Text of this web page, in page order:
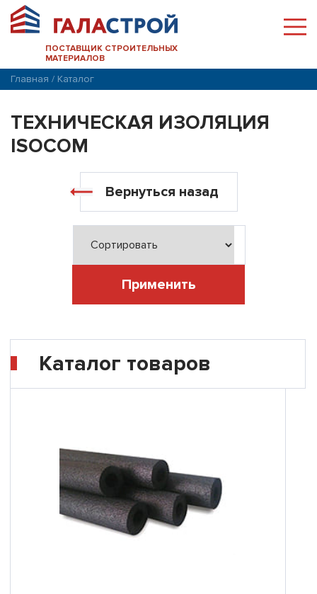
ПОСТАВЩИК СТРОИТЕЛЬНЫХ
МАТЕРИАЛОВ
Главная / Каталог
ТЕХНИЧЕСКАЯ ИЗОЛЯЦИЯ
ISOCOM
Вернуться назад
Каталог товаров